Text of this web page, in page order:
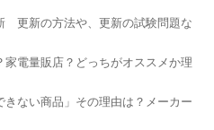
更新の方法や、更新の試験問題な
電量販店？どっちがオススメか理
ない商品」その理由は？メーカー